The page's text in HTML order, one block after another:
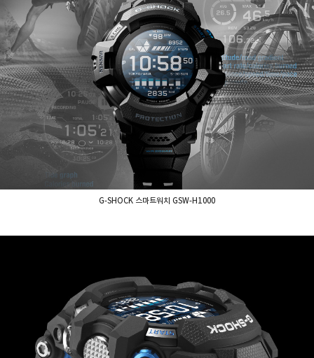
G-SHOCK 스마트워치 GSW-H1000